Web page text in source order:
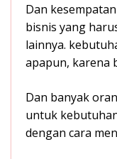
Dan
bisnis yang
lainnya.
apapun, karena
Dan banyak
untuk
dengan cara